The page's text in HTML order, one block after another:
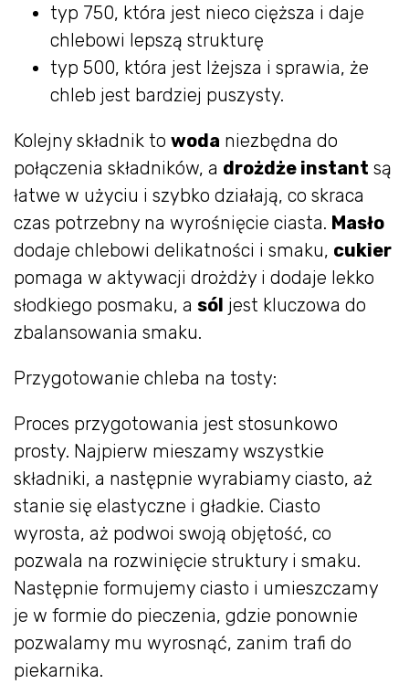
typ 750, która jest nieco cięższa i daje
chlebowi lepszą strukturę
typ 500, która jest lżejsza i sprawia, że
chleb jest bardziej puszysty.
Kolejny składnik to woda niezbędna do
połączenia składników, a drożdże instant są
łatwe w użyciu i szybko działają, co skraca
czas potrzebny na wyrośnięcie ciasta. Masło
dodaje chlebowi delikatności i smaku, cukier
pomaga w aktywacji drożdży i dodaje lekko
słodkiego posmaku, a sól jest kluczowa do
zbalansowania smaku.
Przygotowanie chleba na tosty:
Proces przygotowania jest stosunkowo
prosty. Najpierw mieszamy wszystkie
składniki, a następnie wyrabiamy ciasto, aż
stanie się elastyczne i gładkie. Ciasto
wyrosta, aż podwoi swoją objętość, co
pozwala na rozwinięcie struktury i smaku.
Następnie formujemy ciasto i umieszczamy
je w formie do pieczenia, gdzie ponownie
pozwalamy mu wyrosnąć, zanim trafi do
piekarnika.